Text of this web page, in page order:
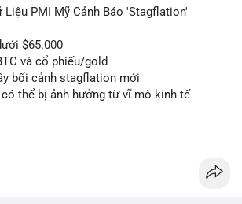
Liệu PMI Mỹ Cảnh Báo 'Stagflation'
$65.000
và cổ phiếu/gold
bối cảnh stagflation mới
thể bị ảnh hưởng từ vĩ mô kinh tế